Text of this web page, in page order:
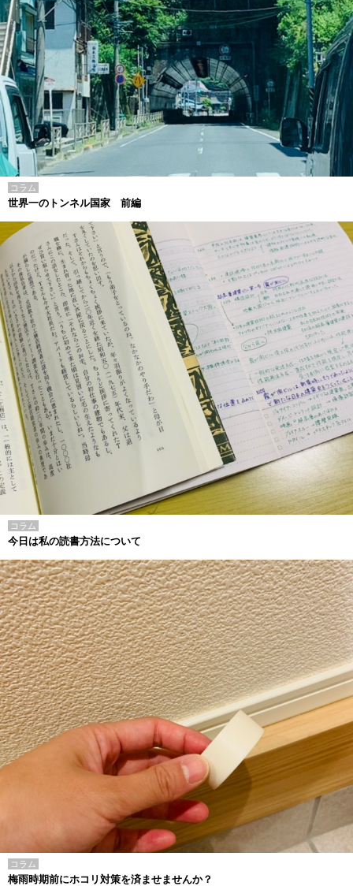
コラム
世界一のトンネル国家 前編
コラム
今日は私の読書方法について
コラム
梅雨時期前にホコリ対策を済ませませんか？